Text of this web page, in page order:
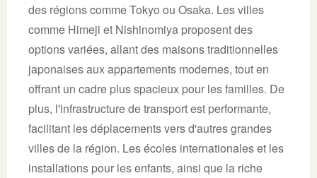
des régions comme Tokyo ou Osaka. Les villes
comme Himeji et Nishinomiya proposent des
options variées, allant des maisons traditionnelles
japonaises aux appartements modernes, tout en
offrant un cadre plus spacieux pour les familles. De
plus, l'infrastructure de transport est performante,
facilitant les déplacements vers d'autres grandes
villes de la région. Les écoles internationales et les
installations pour les enfants, ainsi que la riche